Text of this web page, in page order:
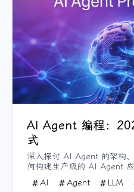
AI Agent 编程：
式
深入探讨 AI Agent 的架构
何构建生产级的 AI Agent
AI
Agent LLM